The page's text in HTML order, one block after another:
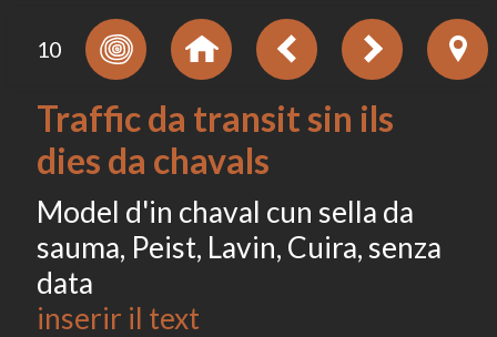
10
Traffic da transit sin ils
dies da chavals
Model d'in chaval cun sella da
sauma, Peist, Lavin, Cuira, senza
data
inserir il text